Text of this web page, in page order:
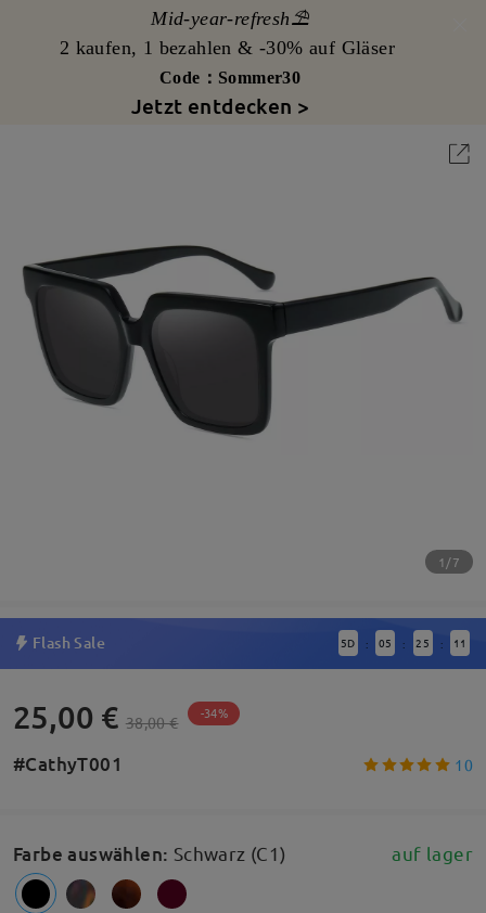
Mid-year-refresh⛱️
2 kaufen, 1 bezahlen & -30% auf Gläser
Code：Sommer30
Jetzt entdecken >
1/7
Flash Sale 5D : 05 : 25 : 10
25,00 € 38,00 € -34%
#CathyT001 10
Farbe auswählen: Schwarz (C1) auf lager